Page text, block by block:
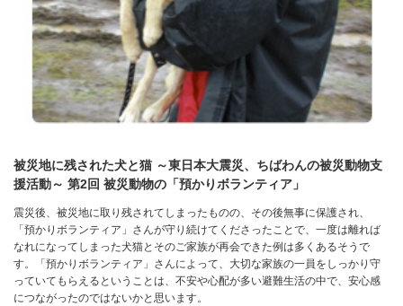
被災地に残された犬と猫 ～東日本大震災、ちばわんの被災動物支
援活動～ 第2回 被災動物の「預かりボランティア」
震災後、被災地に取り残されてしまったものの、その後無事に保護され、
「預かりボランティア」さんが守り続けてくださったことで、一度は離れば
なれになってしまった犬猫とそのご家族が再会できた例は多くあるそうで
す。「預かりボランティア」さんによって、大切な家族の一員をしっかり守
っていてもらえるということは、不安や心配が多い避難生活の中で、安心感
につながったのではないかと思います。